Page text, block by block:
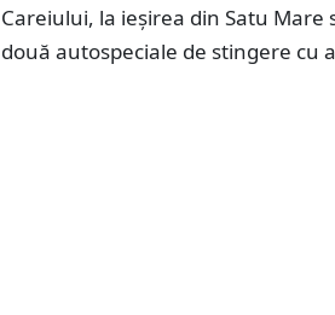
Careiului, la ieșirea din Satu Mare
două autospeciale de stingere cu